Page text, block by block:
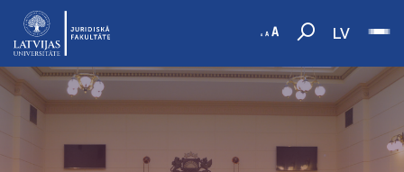
LV